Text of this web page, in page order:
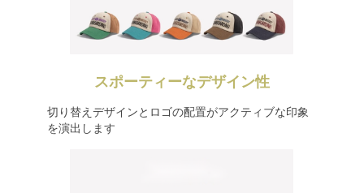
スポーティーなデザイン性
切り替えデザインとロゴの配置がアクティブな印象
を演出します